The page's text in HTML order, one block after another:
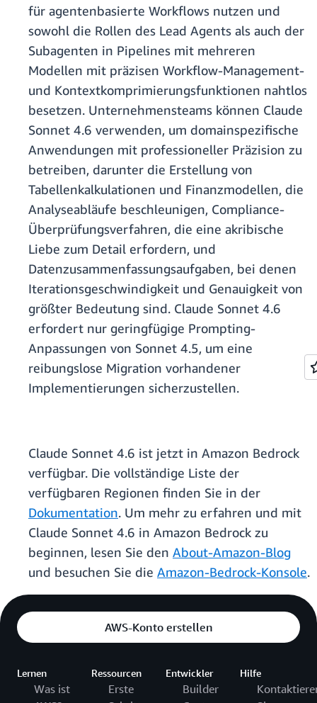
für agentenbasierte Workflows nutzen und
sowohl die Rollen des Lead Agents als auch der
Subagenten in Pipelines mit mehreren
Modellen mit präzisen Workflow-Management-
und Kontextkomprimierungsfunktionen nahtlos
besetzen. Unternehmensteams können Claude
Sonnet 4.6 verwenden, um domainspezifische
Anwendungen mit professioneller Präzision zu
betreiben, darunter die Erstellung von
Tabellenkalkulationen und Finanzmodellen, die
Analyseabläufe beschleunigen, Compliance-
Überprüfungsverfahren, die eine akribische
Liebe zum Detail erfordern, und
Datenzusammenfassungsaufgaben, bei denen
Iterationsgeschwindigkeit und Genauigkeit von
größter Bedeutung sind. Claude Sonnet 4.6
erfordert nur geringfügige Prompting-
Anpassungen von Sonnet 4.5, um eine
reibungslose Migration vorhandener
Implementierungen sicherzustellen.
Claude Sonnet 4.6 ist jetzt in Amazon Bedrock
verfügbar. Die vollständige Liste der
verfügbaren Regionen finden Sie in der
Dokumentation. Um mehr zu erfahren und mit
Claude Sonnet 4.6 in Amazon Bedrock zu
beginnen, lesen Sie den About-Amazon-Blog
und besuchen Sie die Amazon-Bedrock-Konsole.
AWS-Konto erstellen
Lernen
Was ist
Ressourcen
Erste
Entwickler
Builder
Hilfe